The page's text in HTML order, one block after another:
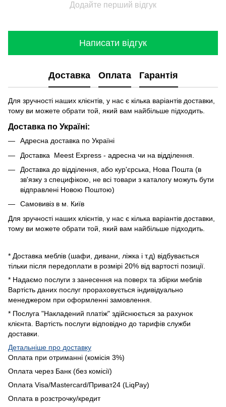
Додайте перший відгук
Написати відгук
Доставка Оплата Гарантія
Для зручності наших клієнтів, у нас є кілька варіантів доставки,
тому ви можете обрати той, який вам найбільше підходить.
Доставка по Україні:
Адресна доставка по Україні
Доставка Meest Express - адресна чи на відділення.
Доставка до відділення, або кур'єрська, Нова Пошта (в
зв'язку з специфікою, не всі товари з каталогу можуть бути
відправлені Новою Поштою)
Самовивіз в м. Київ
Для зручності наших клієнтів, у нас є кілька варіантів доставки,
тому ви можете обрати той, який вам найбільше підходить.
* Доставка меблів (шафи, дивани, ліжка і т.д) відбувається
тільки після передоплати в розмірі 20% від вартості позиції.
* Надаємо послуги з занесення на поверх та збірки меблів
Вартість даних послуг прораховується індивідуально
менеджером при оформленні замовлення.
* Послуга "Накладений платіж" здійснюється за рахунок
клієнта. Вартість послуги відповідно до тарифів служби
доставки.
Детальніше про доставку
Оплата при отриманні (комісія 3%)
Оплата через Банк (без комісії)
Оплата Visa/Mastercard/Приват24 (LiqPay)
Оплата в розстрочку/кредит